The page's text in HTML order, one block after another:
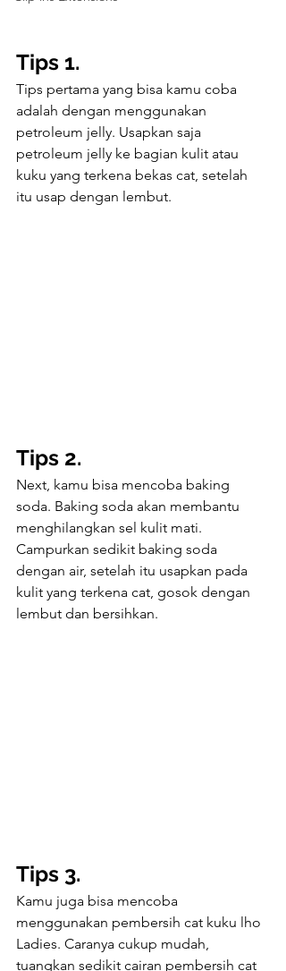
Tips 1.
Tips pertama yang bisa kamu coba
adalah dengan menggunakan
petroleum jelly. Usapkan saja
petroleum jelly ke bagian kulit atau
kuku yang terkena bekas cat, setelah
itu usap dengan lembut.
Tips 2.
Next, kamu bisa mencoba baking
soda. Baking soda akan membantu
menghilangkan sel kulit mati.
Campurkan sedikit baking soda
dengan air, setelah itu usapkan pada
kulit yang terkena cat, gosok dengan
lembut dan bersihkan.
Tips 3.
Kamu juga bisa mencoba
menggunakan pembersih cat kuku lho
Ladies. Caranya cukup mudah,
tuangkan sedikit cairan pembersih cat